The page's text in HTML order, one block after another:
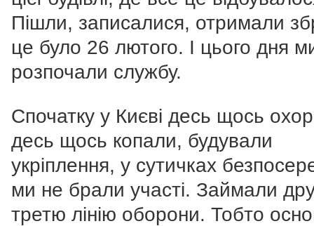
Пішли, записалися, отримали
це було 26 лютого. І цього дня
розпочали службу.
Спочатку у Києві десь щось
десь щось копали, будували
укріплення, у сутичках
ми не брали участі. Займали
третю лінію оборони. Тобто